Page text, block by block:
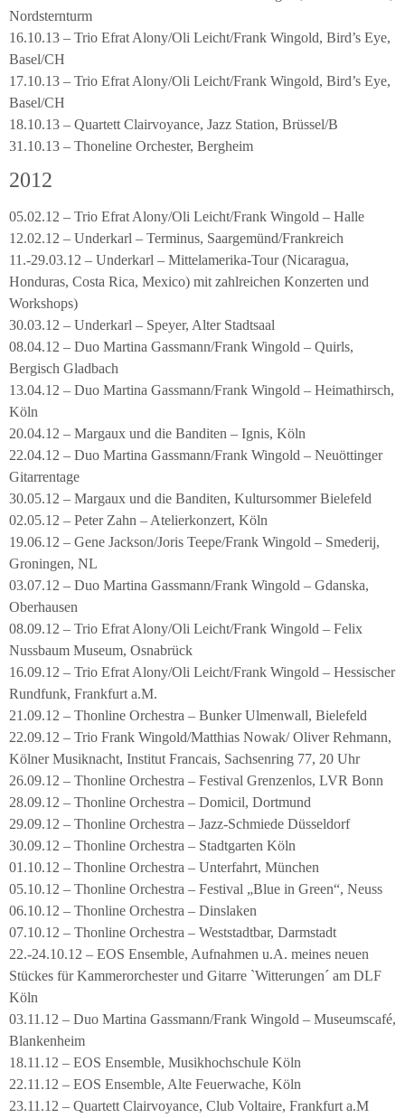
Nordsternturm
16.10.13 – Trio Efrat Alony/Oli Leicht/Frank Wingold, Bird’s Eye,
Basel/CH
17.10.13 – Trio Efrat Alony/Oli Leicht/Frank Wingold, Bird’s Eye,
Basel/CH
18.10.13 – Quartett Clairvoyance, Jazz Station, Brüssel/B
31.10.13 – Thoneline Orchester, Bergheim
2012
05.02.12 – Trio Efrat Alony/Oli Leicht/Frank Wingold – Halle
12.02.12 – Underkarl – Terminus, Saargemünd/Frankreich
11.-29.03.12 – Underkarl – Mittelamerika-Tour (Nicaragua,
Honduras, Costa Rica, Mexico) mit zahlreichen Konzerten und
Workshops)
30.03.12 – Underkarl – Speyer, Alter Stadtsaal
08.04.12 – Duo Martina Gassmann/Frank Wingold – Quirls,
Bergisch Gladbach
13.04.12 – Duo Martina Gassmann/Frank Wingold – Heimathirsch,
Köln
20.04.12 – Margaux und die Banditen – Ignis, Köln
22.04.12 – Duo Martina Gassmann/Frank Wingold – Neuöttinger
Gitarrentage
30.05.12 – Margaux und die Banditen, Kultursommer Bielefeld
02.05.12 – Peter Zahn – Atelierkonzert, Köln
19.06.12 – Gene Jackson/Joris Teepe/Frank Wingold – Smederij,
Groningen, NL
03.07.12 – Duo Martina Gassmann/Frank Wingold – Gdanska,
Oberhausen
08.09.12 – Trio Efrat Alony/Oli Leicht/Frank Wingold – Felix
Nussbaum Museum, Osnabrück
16.09.12 – Trio Efrat Alony/Oli Leicht/Frank Wingold – Hessischer
Rundfunk, Frankfurt a.M.
21.09.12 – Thonline Orchestra – Bunker Ulmenwall, Bielefeld
22.09.12 – Trio Frank Wingold/Matthias Nowak/ Oliver Rehmann,
Kölner Musiknacht, Institut Francais, Sachsenring 77, 20 Uhr
26.09.12 – Thonline Orchestra – Festival Grenzenlos, LVR Bonn
28.09.12 – Thonline Orchestra – Domicil, Dortmund
29.09.12 – Thonline Orchestra – Jazz-Schmiede Düsseldorf
30.09.12 – Thonline Orchestra – Stadtgarten Köln
01.10.12 – Thonline Orchestra – Unterfahrt, München
05.10.12 – Thonline Orchestra – Festival „Blue in Green“, Neuss
06.10.12 – Thonline Orchestra – Dinslaken
07.10.12 – Thonline Orchestra – Weststadtbar, Darmstadt
22.-24.10.12 – EOS Ensemble, Aufnahmen u.A. meines neuen
Stückes für Kammerorchester und Gitarre `Witterungen´ am DLF
Köln
03.11.12 – Duo Martina Gassmann/Frank Wingold – Museumscafé,
Blankenheim
18.11.12 – EOS Ensemble, Musikhochschule Köln
22.11.12 – EOS Ensemble, Alte Feuerwache, Köln
23.11.12 – Quartett Clairvoyance, Club Voltaire, Frankfurt a.M